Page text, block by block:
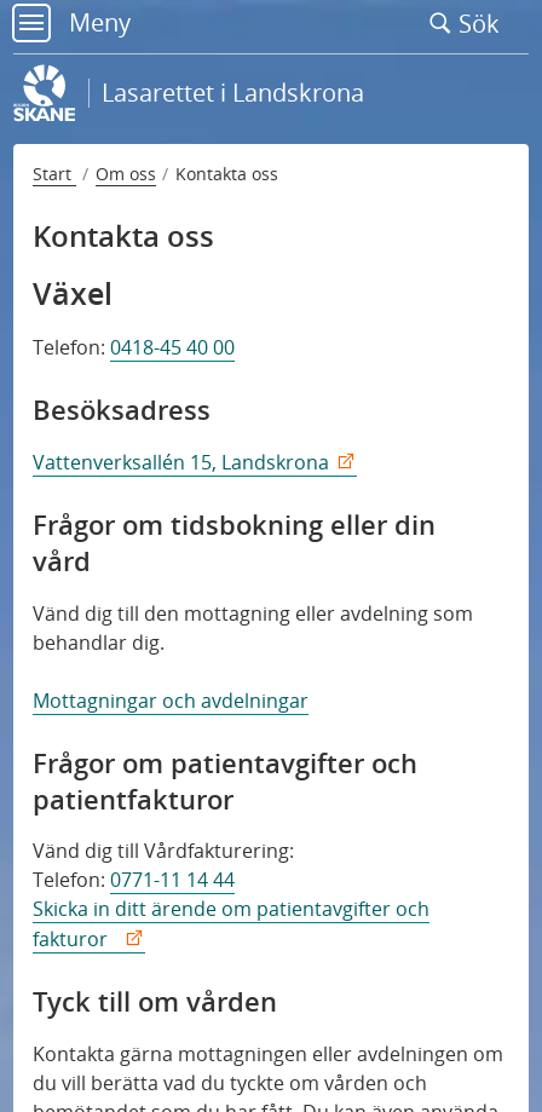
Gå
till
sidans
innehåll
Meny
Kontakta oss
Press
Patientsäkerhet
Sök
meny
Lasarettet i Landskrona
Start Om oss Kontakta oss
Kontakta oss
Växel
Telefon:0418-45 40 00
Besöksadress
Vattenverksallén 15, Landskrona
Frågor om tidsbokning eller din
vård
Vänd dig till den mottagning eller avdelning som
behandlar dig.
Mottagningar och avdelningar
Frågor om patientavgifter och
patientfakturor
Vänd dig till Vårdfakturering:
Telefon:0771-11 14 44
Skicka in ditt ärende om patientavgifter och
fakturor
Tyck till om vården
Kontakta gärna mottagningen eller avdelningen om
du vill berätta vad du tyckte om vården och